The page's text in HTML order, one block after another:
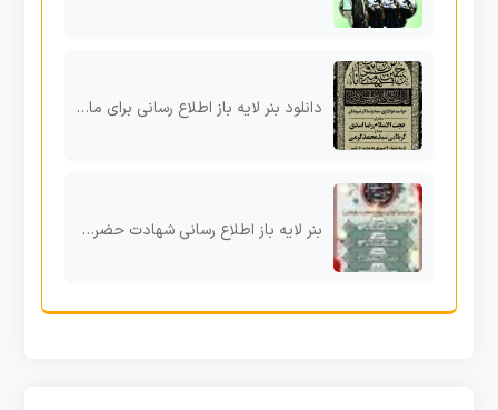
دانلود بنر لایه باز اطلاع رسانی برای ماه محرم
بنر لایه باز اطلاع رسانی شهادت حضرت رقیه (س)